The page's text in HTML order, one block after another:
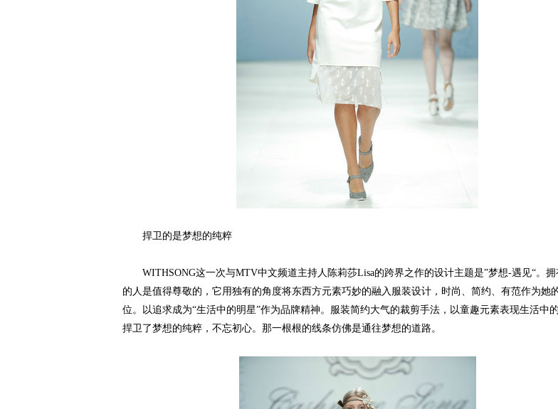
捍卫的是梦想的纯粹
WITHSONG这一次与MTV中文频道主持人陈莉莎Lisa的跨界之作的设计主题是”梦想-遇见“。拥
的人是值得尊敬的，它用独有的角度将东西方元素巧妙的融入服装设计，时尚、简约、有范作为她
位。以追求成为“生活中的明星”作为品牌精神。服装简约大气的裁剪手法，以童趣元素表现生活中的
捍卫了梦想的纯粹，不忘初心。那一根根的线条仿佛是通往梦想的道路。